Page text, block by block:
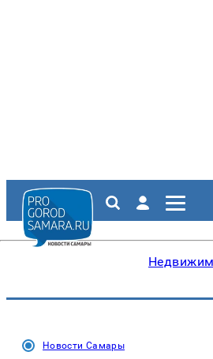
Новости Самары